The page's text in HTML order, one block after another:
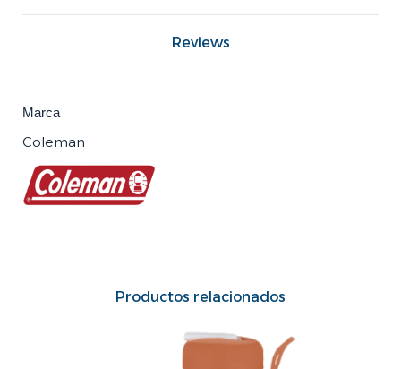
Reviews
Marca
Coleman
Productos relacionados